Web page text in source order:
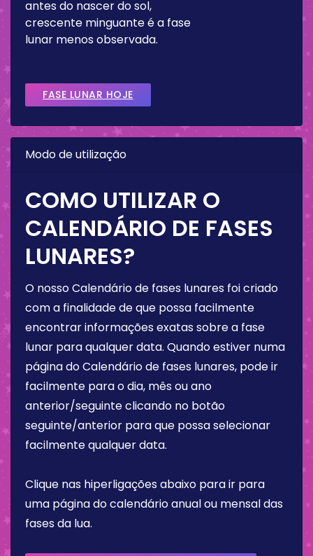
antes do nascer do sol,
crescente minguante é a fase
lunar menos observada.
FASE LUNAR HOJE
Modo de utilização
COMO UTILIZAR O
CALENDÁRIO DE FASES
LUNARES?
O nosso Calendário de fases lunares foi criado
com a finalidade de que possa facilmente
encontrar informações exatas sobre a fase
lunar para qualquer data. Quando estiver numa
página do Calendário de fases lunares, pode ir
facilmente para o dia, mês ou ano
anterior/seguinte clicando no botão
seguinte/anterior para que possa selecionar
facilmente qualquer data.
Clique nas hiperligações abaixo para ir para
uma página do calendário anual ou mensal das
fases da lua.